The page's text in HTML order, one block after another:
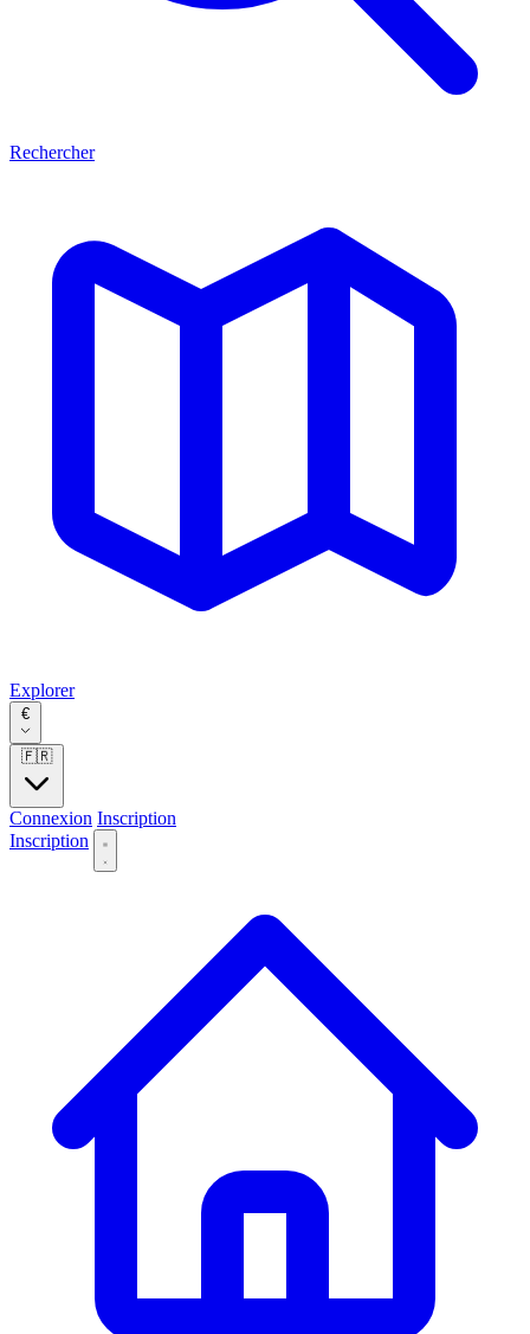
Rechercher
Explorer
€
🇫🇷
Connexion Inscription
Inscription